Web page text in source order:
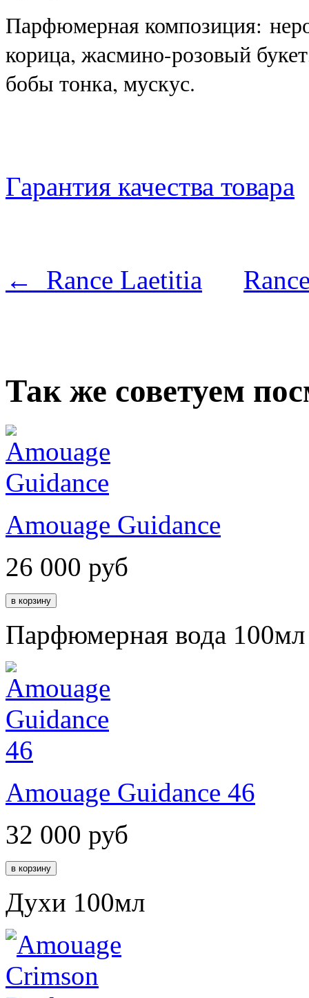
Парфюмерная композиция:
корица, жасмино-розовый
бобы тонка, мускус.
Гарантия качества товара
← Rance Laetitia
Так же советуем
Amouage Guidance
26 000 руб
Парфюмерная вода 100мл
Amouage Guidance 46
32 000 руб
Духи 100мл